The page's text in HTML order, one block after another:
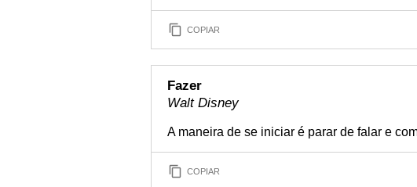
COPIAR
Fazer
Walt Disney
A maneira de se iniciar é parar de falar e
COPIAR